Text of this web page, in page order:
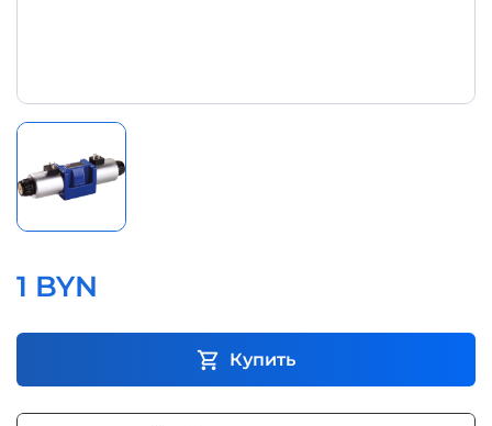
1 BYN
shopping_cart Купить